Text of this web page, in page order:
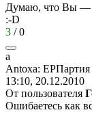
Думаю, что Вы —
:-D
3 /0
a
Antoxa: ЕРПартия
13:10, 20.12.2010
От пользователя
Ошибаетесь как